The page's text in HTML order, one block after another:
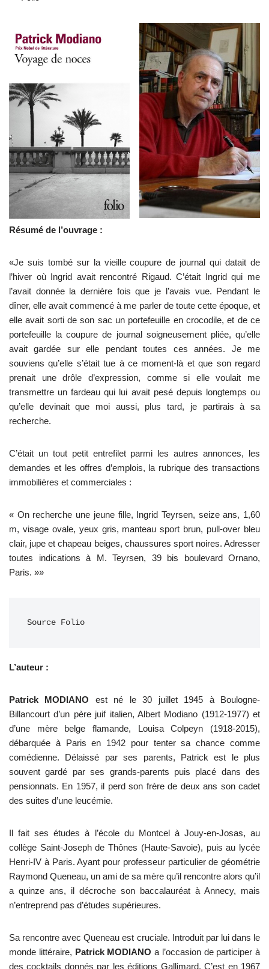
Résumé de l’ouvrage :
«Je suis tombé sur la vieille coupure de journal qui datait de
l’hiver où Ingrid avait rencontré Rigaud. C’était Ingrid qui me
l’avait donnée la dernière fois que je l’avais vue. Pendant le
dîner, elle avait commencé à me parler de toute cette époque, et
elle avait sorti de son sac un portefeuille en crocodile, et de ce
portefeuille la coupure de journal soigneusement pliée, qu’elle
avait gardée sur elle pendant toutes ces années. Je me
souviens qu’elle s’était tue à ce moment-là et que son regard
prenait une drôle d’expression, comme si elle voulait me
transmettre un fardeau qui lui avait pesé depuis longtemps ou
qu’elle devinait que moi aussi, plus tard, je partirais à sa
recherche.
C’était un tout petit entrefilet parmi les autres annonces, les
demandes et les offres d’emplois, la rubrique des transactions
immobilières et commerciales :
« On recherche une jeune fille, Ingrid Teyrsen, seize ans, 1,60
m, visage ovale, yeux gris, manteau sport brun, pull-over bleu
clair, jupe et chapeau beiges, chaussures sport noires. Adresser
toutes indications à M. Teyrsen, 39 bis boulevard Ornano,
Paris. »»
Source Folio
L’auteur :
Patrick MODIANO est né le 30 juillet 1945 à Boulogne-
Billancourt d’un père juif italien, Albert Modiano (1912-1977) et
d’une mère belge flamande, Louisa Colpeyn (1918-2015),
débarquée à Paris en 1942 pour tenter sa chance comme
comédienne. Délaissé par ses parents, Patrick est le plus
souvent gardé par ses grands-parents puis placé dans des
pensionnats. En 1957, il perd son frère de deux ans son cadet
des suites d’une leucémie.
Il fait ses études à l’école du Montcel à Jouy-en-Josas, au
collège Saint-Joseph de Thônes (Haute-Savoie), puis au lycée
Henri-IV à Paris. Ayant pour professeur particulier de géométrie
Raymond Queneau, un ami de sa mère qu’il rencontre alors qu’il
a quinze ans, il décroche son baccalauréat à Annecy, mais
n’entreprend pas d’études supérieures.
Sa rencontre avec Queneau est cruciale. Introduit par lui dans le
monde littéraire, Patrick MODIANO a l’occasion de participer à
des cocktails donnés par les éditions Gallimard. C’est en 1967